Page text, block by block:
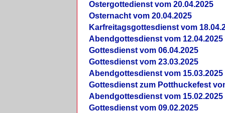
Ostergottedienst vom 20.04.2025
Osternacht vom 20.04.2025
Karfreitagsgottesdienst vom
Abendgottesdienst vom 12.04.2025
Gottesdienst vom 06.04.2025
Gottesdienst vom 23.03.2025
Abendgottesdienst vom 15.03.2025
Gottesdienst zum Potthuckefest
Abendgottesdienst vom 15.02.2025
Gottesdienst vom 09.02.2025